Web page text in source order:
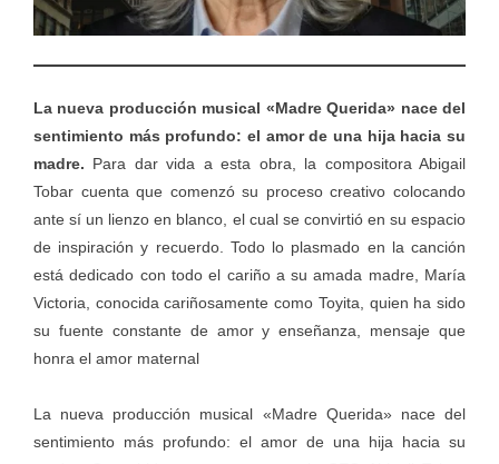
La nueva producción musical «Madre Querida» nace del
sentimiento más profundo: el amor de una hija hacia su
madre. Para dar vida a esta obra, la compositora Abigail
Tobar cuenta que comenzó su proceso creativo colocando
ante sí un lienzo en blanco, el cual se convirtió en su espacio
de inspiración y recuerdo. Todo lo plasmado en la canción
está dedicado con todo el cariño a su amada madre, María
Victoria, conocida cariñosamente como Toyita, quien ha sido
su fuente constante de amor y enseñanza, mensaje que
honra el amor maternal
La nueva producción musical «Madre Querida» nace del
sentimiento más profundo: el amor de una hija hacia su